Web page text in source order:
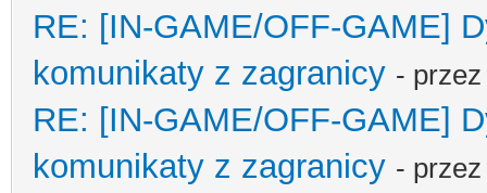
RE: [IN-GAME/OFF-GAME]
komunikaty z zagranicy -
RE: [IN-GAME/OFF-GAME]
komunikaty z zagranicy -